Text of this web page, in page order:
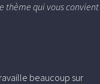
thème qui vous convient
beaucoup sur